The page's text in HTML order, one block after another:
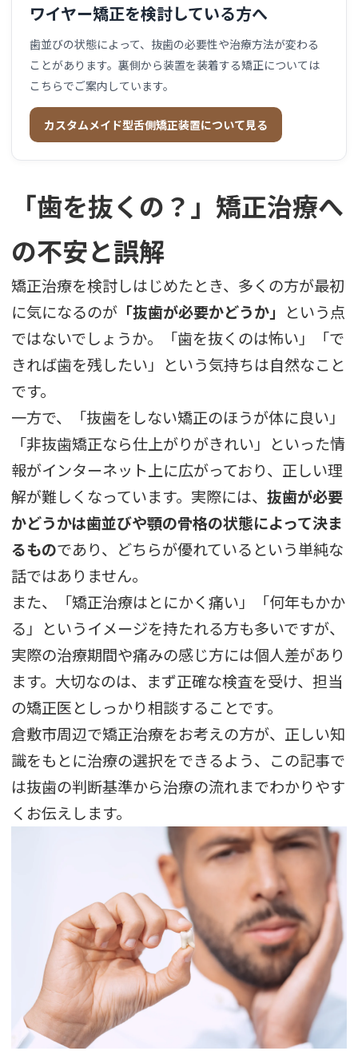
ワイヤー矯正を検討している方へ
歯並びの状態によって、抜歯の必要性や治療方法が変わる
ことがあります。裏側から装置を装着する矯正については
こちらでご案内しています。
カスタムメイド型舌側矯正装置について見る
「歯を抜くの？」矯正治療へ
の不安と誤解
矯正治療を検討しはじめたとき、多くの方が最初
に気になるのが 「抜歯が必要かどうか」 という点
ではないでしょうか。「歯を抜くのは怖い」「で
きれば歯を残したい」という気持ちは自然なこと
です。
一方で、「抜歯をしない矯正のほうが体に良い」
「非抜歯矯正なら仕上がりがきれい」といった情
報がインターネット上に広がっており、正しい理
解が難しくなっています。実際には、抜歯が必要
かどうかは歯並びや顎の骨格の状態によって決ま
るものであり、どちらが優れているという単純な
話ではありません。
また、「矯正治療はとにかく痛い」「何年もかか
る」というイメージを持たれる方も多いですが、
実際の治療期間や痛みの感じ方には個人差があり
ます。大切なのは、まず正確な検査を受け、担当
の矯正医としっかり相談することです。
倉敷市周辺で矯正治療をお考えの方が、正しい知
識をもとに治療の選択をできるよう、この記事で
は抜歯の判断基準から治療の流れまでわかりやす
くお伝えします。